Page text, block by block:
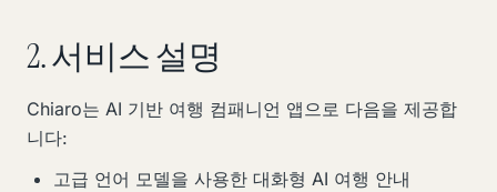
2. 서비스 설명
Chiaro는 AI 기반 여행 컴패니언 앱으로 다음을 제공합
니다:
고급 언어 모델을 사용한 대화형 AI 여행 안내